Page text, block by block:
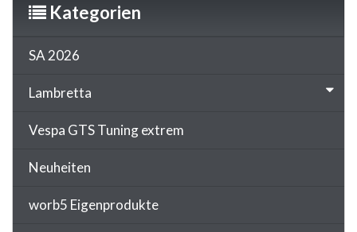
Kategorien
SA 2026
Lambretta
Vespa GTS Tuning extrem
Neuheiten
worb5 Eigenprodukte